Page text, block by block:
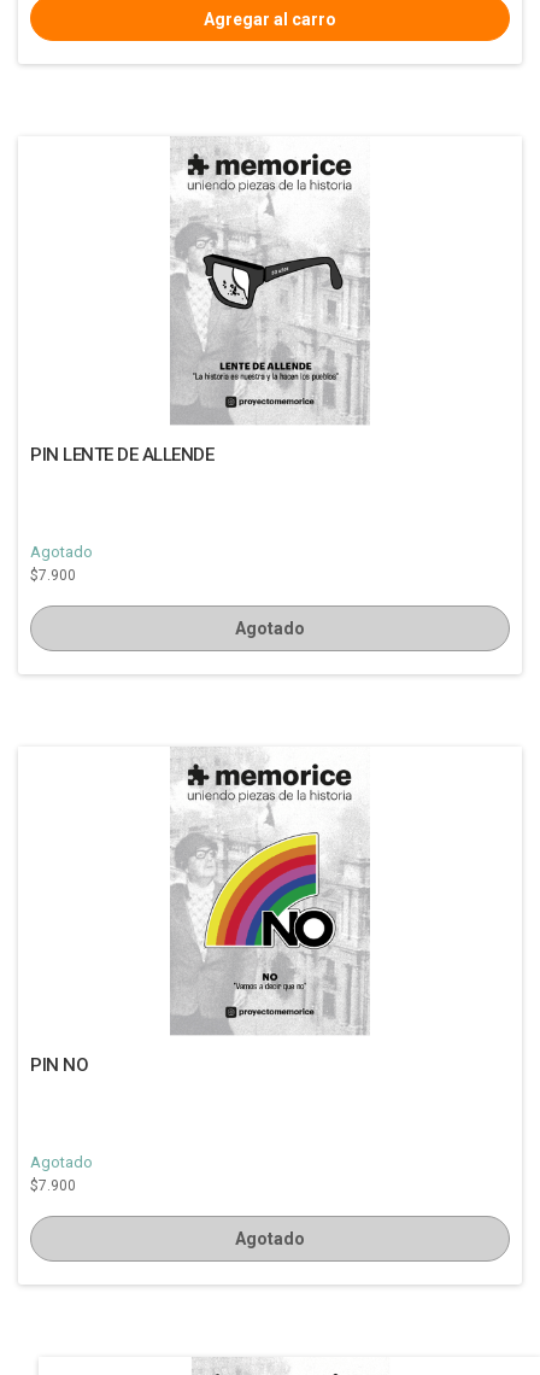
PIN LENTE DE ALLENDE
Agotado
$7.900
Agotado
PIN NO
Agotado
$7.900
Agotado